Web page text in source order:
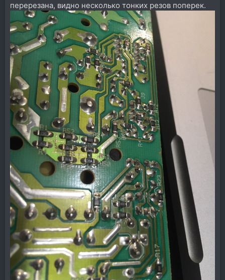
перерезана, видно несколько тонких резов поперек.